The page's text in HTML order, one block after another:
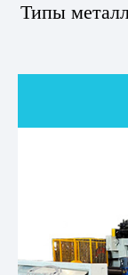
Типы